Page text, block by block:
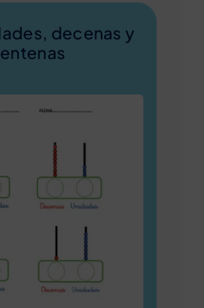
decenas y